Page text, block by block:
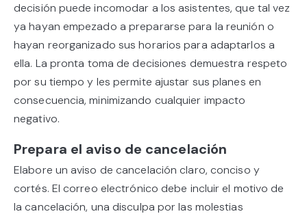
decisión puede incomodar a los asistentes, que tal vez
ya hayan empezado a prepararse para la reunión o
hayan reorganizado sus horarios para adaptarlos a
ella. La pronta toma de decisiones demuestra respeto
por su tiempo y les permite ajustar sus planes en
consecuencia, minimizando cualquier impacto
negativo.
Prepara el aviso de cancelación
Elabore un aviso de cancelación claro, conciso y
cortés. El correo electrónico debe incluir el motivo de
la cancelación, una disculpa por las molestias